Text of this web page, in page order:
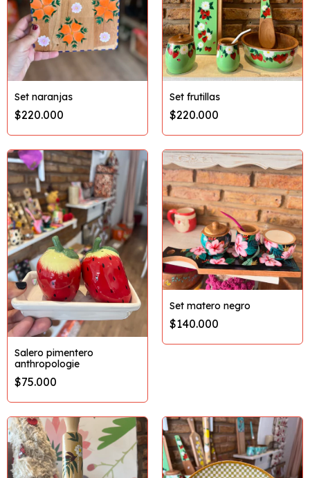
Set naranjas
$220.000
Set frutillas
$220.000
Salero pimentero
anthropologie
$75.000
Set matero negro
$140.000